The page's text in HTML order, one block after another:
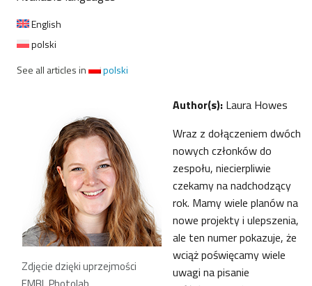
English
polski
See all articles in
polski
Author(s): Laura Howes
Zdjęcie dzięki uprzejmości
Wraz z dołączeniem dwóch
nowych członków do
zespołu, niecierpliwie
czekamy na nadchodzący
rok. Mamy wiele planów na
nowe projekty i ulepszenia,
ale ten numer pokazuje, że
wciąż poświęcamy wiele
uwagi na pisanie